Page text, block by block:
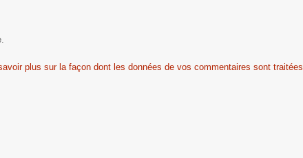
plus sur la façon dont les données de vos commentaires sont traitées